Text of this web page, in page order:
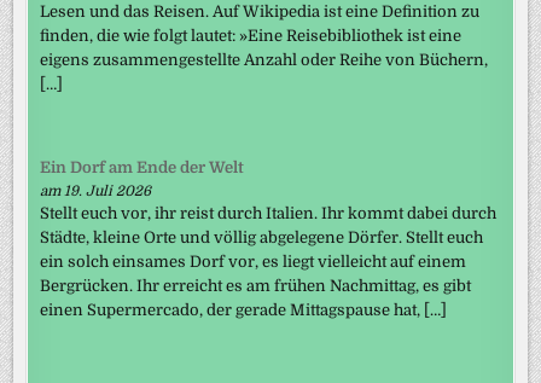
Lesen und das Reisen. Auf Wikipedia ist eine Definition zu
finden, die wie folgt lautet: »Eine Reisebibliothek ist eine
eigens zusammengestellte Anzahl oder Reihe von Büchern,
[…]
Ein Dorf am Ende der Welt
am 19. Juli 2026
Stellt euch vor, ihr reist durch Italien. Ihr kommt dabei durch
Städte, kleine Orte und völlig abgelegene Dörfer. Stellt euch
ein solch einsames Dorf vor, es liegt vielleicht auf einem
Bergrücken. Ihr erreicht es am frühen Nachmittag, es gibt
einen Supermercado, der gerade Mittagspause hat, […]